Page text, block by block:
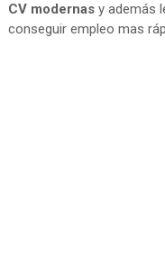
CV modernasy además
conseguir empleo mas